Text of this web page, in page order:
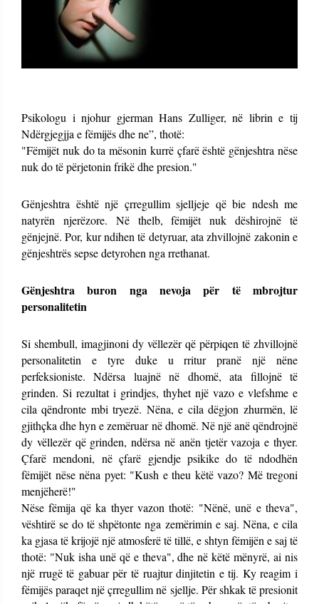
Psikologu i njohur gjerman Hans Zulliger, në librin e tij
Ndërgjegjja e fëmijës dhe ne”, thotë:
"Fëmijët nuk do ta mësonin kurrë çfarë është gënjeshtra nëse
nuk do të përjetonin frikë dhe presion."
Gënjeshtra është një çrregullim sjelljeje që bie ndesh me
natyrën njerëzore. Në thelb, fëmijët nuk dëshirojnë të
gënjejnë. Por, kur ndihen të detyruar, ata zhvillojnë zakonin e
gënjeshtrës sepse detyrohen nga rrethanat.
Gënjeshtra buron nga nevoja për të mbrojtur
personalitetin
Si shembull, imagjinoni dy vëllezër që përpiqen të zhvillojnë
personalitetin e tyre duke u rritur pranë një nëne
perfeksioniste. Ndërsa luajnë në dhomë, ata fillojnë të
grinden. Si rezultat i grindjes, thyhet një vazo e vlefshme e
cila qëndronte mbi tryezë. Nëna, e cila dëgjon zhurmën, lë
gjithçka dhe hyn e zemëruar në dhomë. Në një anë qëndrojnë
dy vëllezër që grinden, ndërsa në anën tjetër vazoja e thyer.
Çfarë mendoni, në çfarë gjendje psikike do të ndodhën
fëmijët nëse nëna pyet: "Kush e theu këtë vazo? Më tregoni
menjëherë!"
Nëse fëmija që ka thyer vazon thotë: "Nënë, unë e theva",
vështirë se do të shpëtonte nga zemërimin e saj. Nëna, e cila
ka gjasa të krijojë një atmosferë të tillë, e shtyn fëmijën e saj të
thotë: "Nuk isha unë që e theva", dhe në këtë mënyrë, ai nis
një rrugë të gabuar për të ruajtur dinjitetin e tij. Ky reagim i
fëmijës paraqet një çrregullim në sjellje. Për shkak të presionit